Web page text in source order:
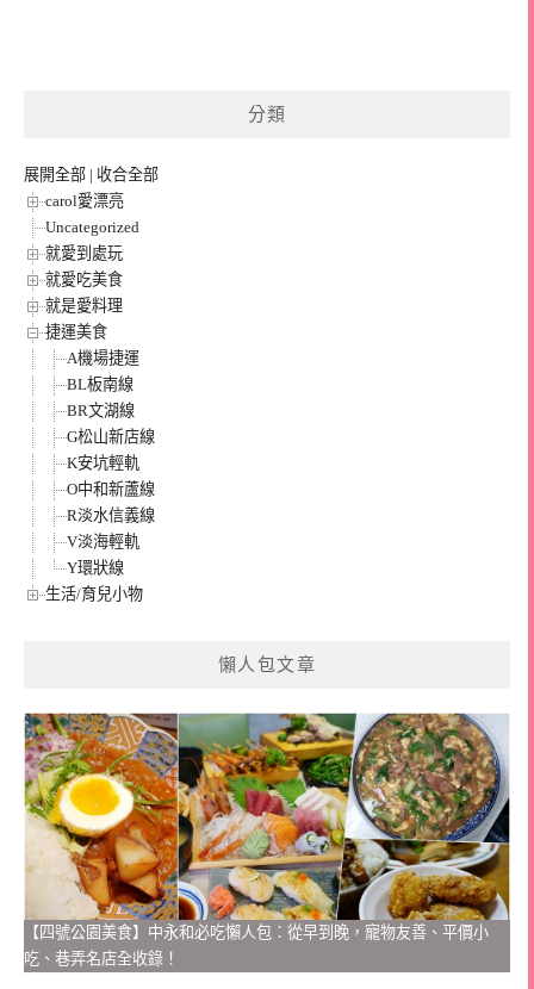
分類
展開全部 | 收合全部
carol愛漂亮
Uncategorized
就愛到處玩
就愛吃美食
就是愛料理
捷運美食
A機場捷運
BL板南線
BR文湖線
G松山新店線
K安坑輕軌
O中和新蘆線
R淡水信義線
V淡海輕軌
Y環狀線
生活/育兒小物
懶人包文章
【四號公園美食】中永和必吃懶人包：從早到晚，寵物友善、平價小
吃、巷弄名店全收錄！